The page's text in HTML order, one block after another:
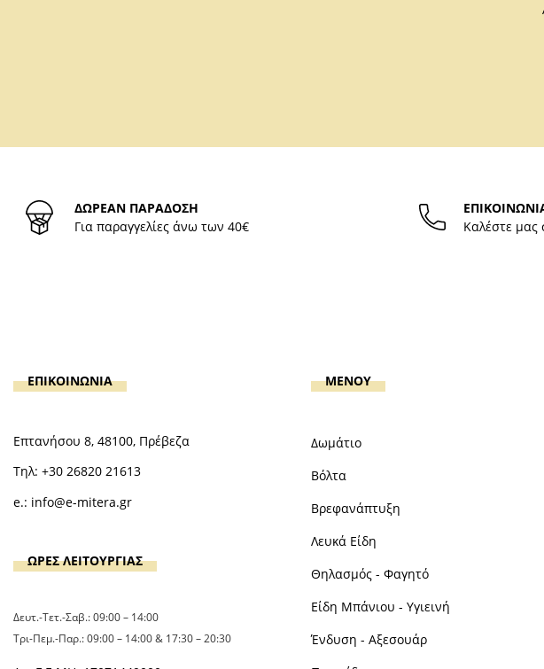
ΔΩΡΕΑΝ ΠΑΡΑΔΟΣΗ
Για παραγγελίες άνω των 40€
Καλέστε μας
ΕΠΙΚΟΙΝΩΝΙΑ
Επτανήσου 8, 48100, Πρέβεζα
Τηλ: +30 26820 21613
e.: info@e-mitera.gr
ΩΡΕΣ ΛΕΙΤΟΥΡΓΙΑΣ
Δευτ.-Τετ.-Σαβ.: 09:00 – 14:00
Τρι-Πεμ.-Παρ.: 09:00 – 14:00 & 17:30 – 20:30
MENOY
Δωμάτιο
Βόλτα
Βρεφανάπτυξη
Λευκά Είδη
Θηλασμός - Φαγητό
Είδη Μπάνιου - Υγιεινή
Ένδυση - Αξεσουάρ